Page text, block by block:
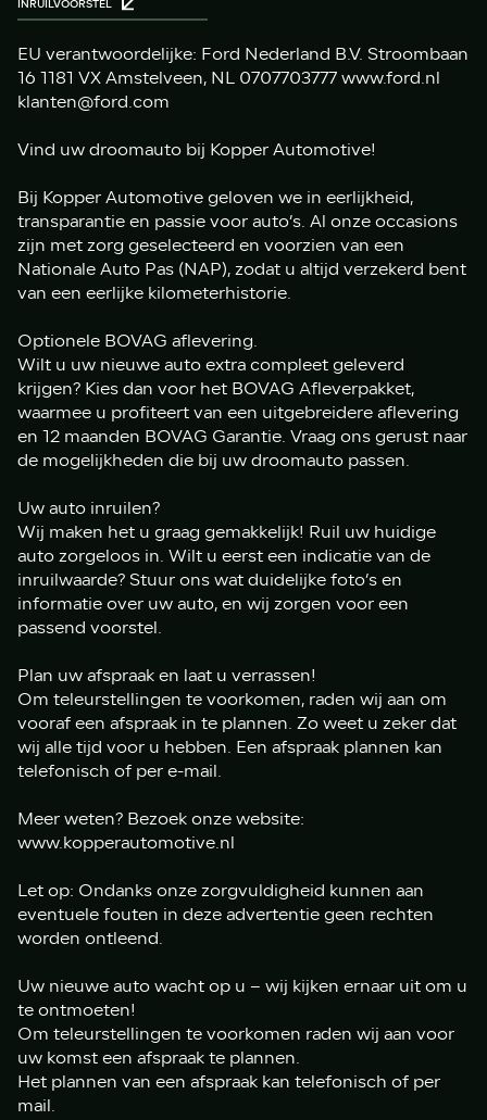
INRUILVOORSTEL
EU verantwoordelijke: Ford Nederland B.V. Stroombaan
16 1181 VX Amstelveen, NL 0707703777 www.ford.nl
klanten@ford.com
Vind uw droomauto bij Kopper Automotive!
Bij Kopper Automotive geloven we in eerlijkheid,
transparantie en passie voor auto’s. Al onze occasions
zijn met zorg geselecteerd en voorzien van een
Nationale Auto Pas (NAP), zodat u altijd verzekerd bent
van een eerlijke kilometerhistorie.
Optionele BOVAG aflevering.
Wilt u uw nieuwe auto extra compleet geleverd
krijgen? Kies dan voor het BOVAG Afleverpakket,
waarmee u profiteert van een uitgebreidere aflevering
en 12 maanden BOVAG Garantie. Vraag ons gerust naar
de mogelijkheden die bij uw droomauto passen.
Uw auto inruilen?
Wij maken het u graag gemakkelijk! Ruil uw huidige
auto zorgeloos in. Wilt u eerst een indicatie van de
inruilwaarde? Stuur ons wat duidelijke foto’s en
informatie over uw auto, en wij zorgen voor een
passend voorstel.
Plan uw afspraak en laat u verrassen!
Om teleurstellingen te voorkomen, raden wij aan om
vooraf een afspraak in te plannen. Zo weet u zeker dat
wij alle tijd voor u hebben. Een afspraak plannen kan
telefonisch of per e-mail.
Meer weten? Bezoek onze website:
www.kopperautomotive.nl
Let op: Ondanks onze zorgvuldigheid kunnen aan
eventuele fouten in deze advertentie geen rechten
worden ontleend.
Uw nieuwe auto wacht op u – wij kijken ernaar uit om u
te ontmoeten!
Om teleurstellingen te voorkomen raden wij aan voor
uw komst een afspraak te plannen.
Het plannen van een afspraak kan telefonisch of per
mail.